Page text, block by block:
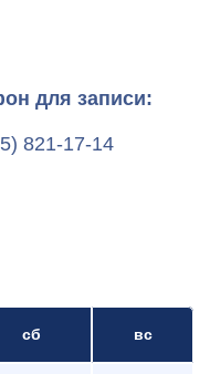
для записи:
821-17-14
сб вс